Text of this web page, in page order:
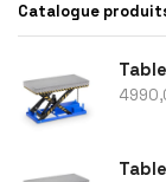
Catalogue